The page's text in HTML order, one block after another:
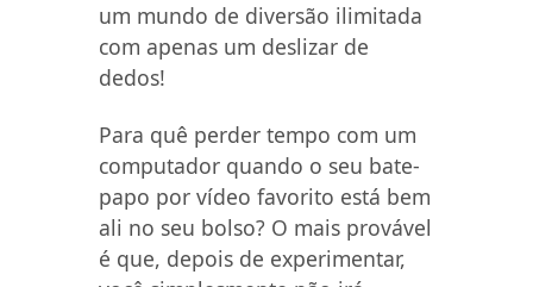
um mundo de diversão ilimitada
com apenas um deslizar de
dedos!
Para quê perder tempo com um
computador quando o seu bate-
papo por vídeo favorito está bem
ali no seu bolso? O mais provável
é que, depois de experimentar,